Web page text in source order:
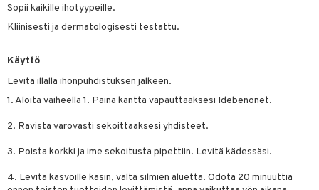
Sopii kaikille ihotyypeille.
Kliinisesti ja dermatologisesti testattu.
Käyttö
Levitä illalla ihonpuhdistuksen jälkeen.
1. Aloita vaiheella 1. Paina kantta vapauttaaksesi Idebenonet.
2. Ravista varovasti sekoittaaksesi yhdisteet.
3. Poista korkki ja ime sekoitusta pipettiin. Levitä kädessäsi.
4. Levitä kasvoille käsin, vältä silmien aluetta. Odota 20 minuuttia
& saippuat
& Viikset
poisto
hoito
& saippuat
10
2: Kirkastus
3: Kosteutus
ja Vartalonhoito
Huulten Hoito
Happy For Men
& vastauksia